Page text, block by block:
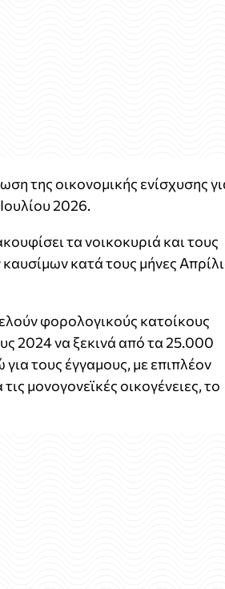
της οικονομικής ενίσχυσης
2026.
τα νοικοκυριά και τους
κατά τους μήνες
φορολογικούς κατοίκους
2024 να ξεκινά από τα 25.000
τους έγγαμους, με επιπλέον
μονογονεϊκές οικογένειες, το